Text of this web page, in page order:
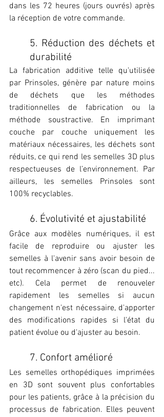
dans les 72 heures (jours ouvrés) après
la réception de votre commande.
5. Réduction des déchets et
durabilité
La fabrication additive telle qu'utilisée
par Prinsoles, génère par nature moins
de déchets que les méthodes
traditionnelles de fabrication ou la
méthode soustractive. En imprimant
couche par couche uniquement les
matériaux nécessaires, les déchets sont
réduits, ce qui rend les semelles 3D plus
respectueuses de l’environnement. Par
ailleurs, les semelles Prinsoles sont
100% recyclables.
6. Évolutivité et ajustabilité
Grâce aux modèles numériques, il est
facile de reproduire ou ajuster les
semelles à l'avenir sans avoir besoin de
tout recommencer à zéro (scan du pied...
etc). Cela permet de renouveler
rapidement les semelles si aucun
changement n'est nécessaire, d'apporter
des modifications rapides si l'état du
patient évolue ou d'ajuster au besoin.
7. Confort amélioré
Les semelles orthopédiques imprimées
en 3D sont souvent plus confortables
pour les patients, grâce à la précision du
processus de fabrication. Elles peuvent